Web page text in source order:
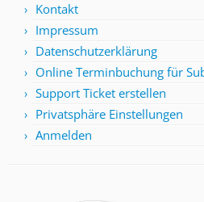
Kontakt
Impressum
Datenschutzerklärung
Online Terminbuchung für
Support Ticket erstellen
Privatsphäre Einstellungen
Anmelden